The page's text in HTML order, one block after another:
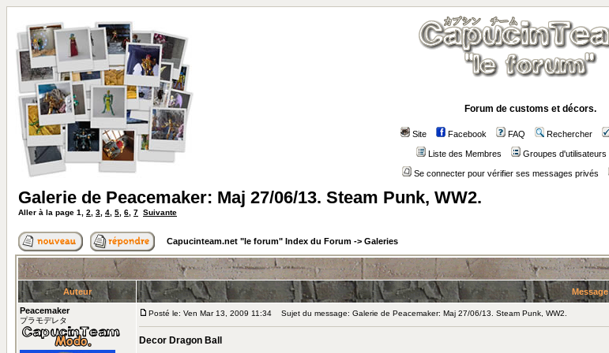
Forum de customs et décors.
Site Facebook FAQ Rechercher
Liste des Membres Groupes d'utilisateurs
Se connecter pour vérifier ses messages privés
Galerie de Peacemaker: Maj 27/06/13. Steam Punk, WW2.
Aller à la page 1 2 3 4 5 6 7 Suivante
Capucinteam.net "le forum" Index du Forum -> Galeries
Auteur
Message
Peacemaker
プラモデレタ
Posté le: Ven Mar 13, 2009 11:34 Sujet du message: Galerie de Peacemaker: Maj 27/06/13. Steam Punk, WW2.
Decor Dragon Ball